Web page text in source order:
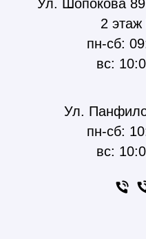
Ул. Шопокова
2
пн-сб:
вс:
Ул.
пн-сб:
вс: